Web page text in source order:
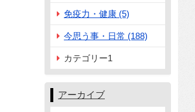
免疫力・健康 (5)
今思う事・日常 (188)
カテゴリー1
アーカイブ